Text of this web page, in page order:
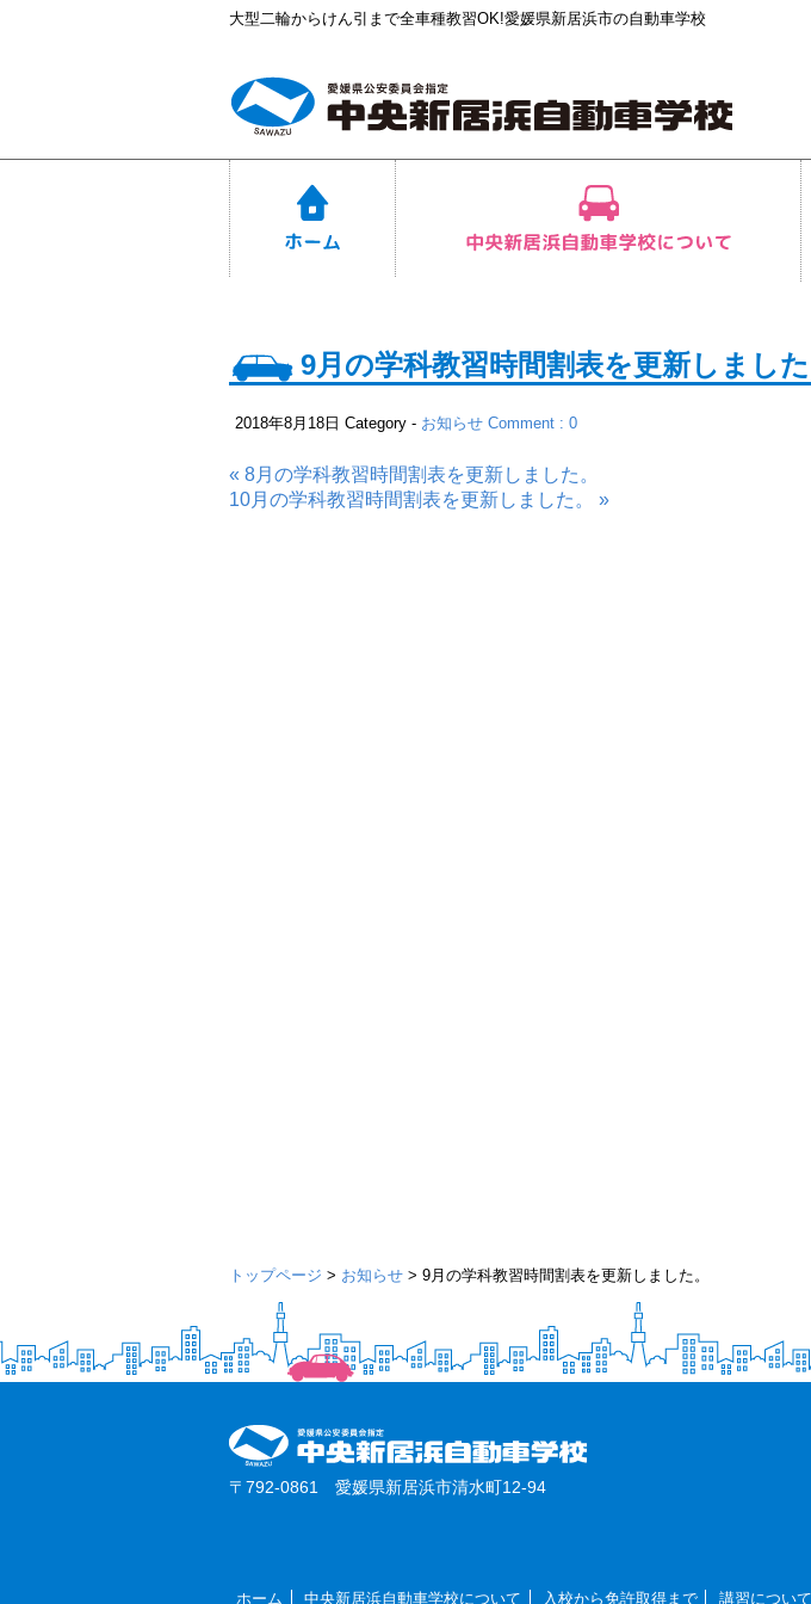
大型二輪からけん引まで全車種教習OK!愛媛県新居浜市の自動車学校
9月の学科教習時間割表を更新しました
2018年8月18日 Category - お知らせ Comment : 0
« 8月の学科教習時間割表を更新しました。
10月の学科教習時間割表を更新しました。 »
トップページ > お知らせ > 9月の学科教習時間割表を更新しました。
〒792-0861 愛媛県新居浜市清水町12-94
ホーム 中央新居浜自動車学校について 入校から免許取得まで 講習について